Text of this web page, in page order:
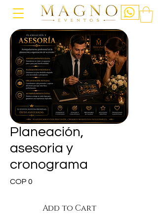
Planeación,
asesoria y
cronograma
COP 0
Add to Cart